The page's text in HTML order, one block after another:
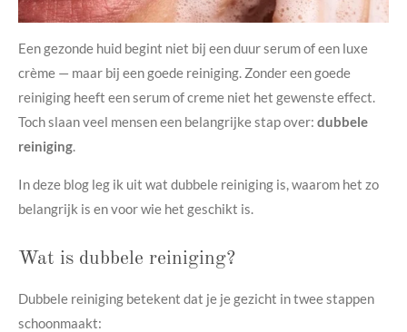
Een gezonde huid begint niet bij een duur serum of een luxe
crème — maar bij een goede reiniging. Zonder een goede
reiniging heeft een serum of creme niet het gewenste effect.
Toch slaan veel mensen een belangrijke stap over: dubbele
reiniging.
In deze blog leg ik uit wat dubbele reiniging is, waarom het zo
belangrijk is en voor wie het geschikt is.
Wat is dubbele reiniging?
Dubbele reiniging betekent dat je je gezicht in twee stappen
schoonmaakt: